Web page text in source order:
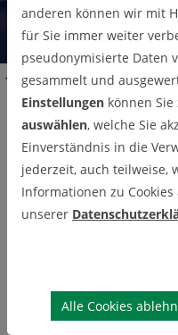
Forschung Labore
Labore und
Diese Informationen sind
Interesse kontaktieren Sie
anderen können wir mit
für Sie immer weiter
pseudonymisierte Daten
gesammelt und
Einstellungen können
auswählen, welche Sie
Einverständnis in die
jederzeit, auch teilweise,
Informationen zu
unserer
Alle Cookies